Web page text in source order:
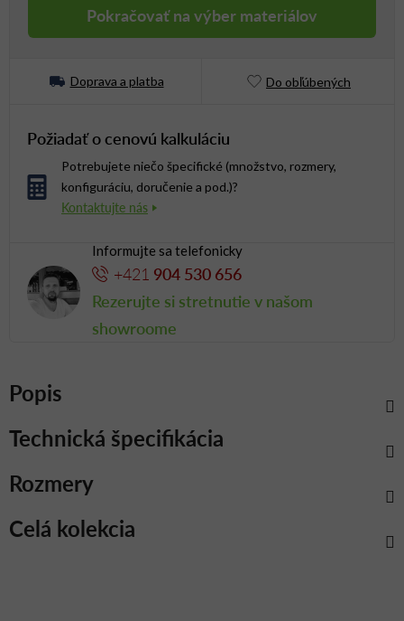
Pokračovať na výber materiálov
Doprava a platba Do obľúbených
Požiadať o cenovú kalkuláciu
Potrebujete niečo špecifické (množstvo, rozmery,
konfiguráciu, doručenie a pod.)?
Informujte sa telefonicky
+421 904 530 656
Rezerujte si stretnutie v našom
showroome
Popis
Celá kolekcia
Rozmery
Technická špecifikácia